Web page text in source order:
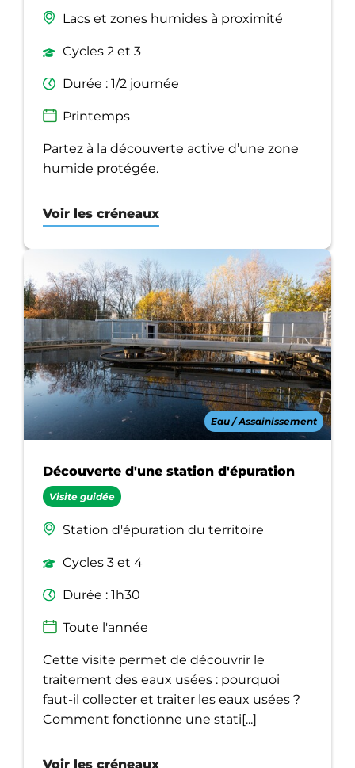
Lacs et zones humides à proximité
Cycles 2 et 3
Durée : 1/2 journée
Printemps
Partez à la découverte active d’une zone
humide protégée.
Voir les créneaux
Découverte d'une station d'épuration
Visite guidée
Station d'épuration du territoire
Cycles 3 et 4
Durée : 1h30
Toute l'année
Cette visite permet de découvrir le
traitement des eaux usées : pourquoi
faut-il collecter et traiter les eaux usées ?
Comment fonctionne une stati[...]
Voir les créneaux
Eau / Assainissement